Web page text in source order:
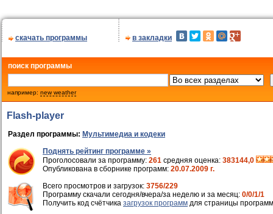
скачать программы в закладки
поиск программы
например: new weather
Flash-player
Раздел программы: Мультимедиа и кодеки
Поднять рейтинг программе »
Проголосовали за программу: 261 средняя оценка: 383144,0
Опубликована в сборнике программ: 20.07.2009 г.
Всего просмотров и загрузок: 3756/229
Программу скачали сегодня/вчера/за неделю и за месяц: 0/0/1/1
Получить код счётчика загрузок программ для страницы